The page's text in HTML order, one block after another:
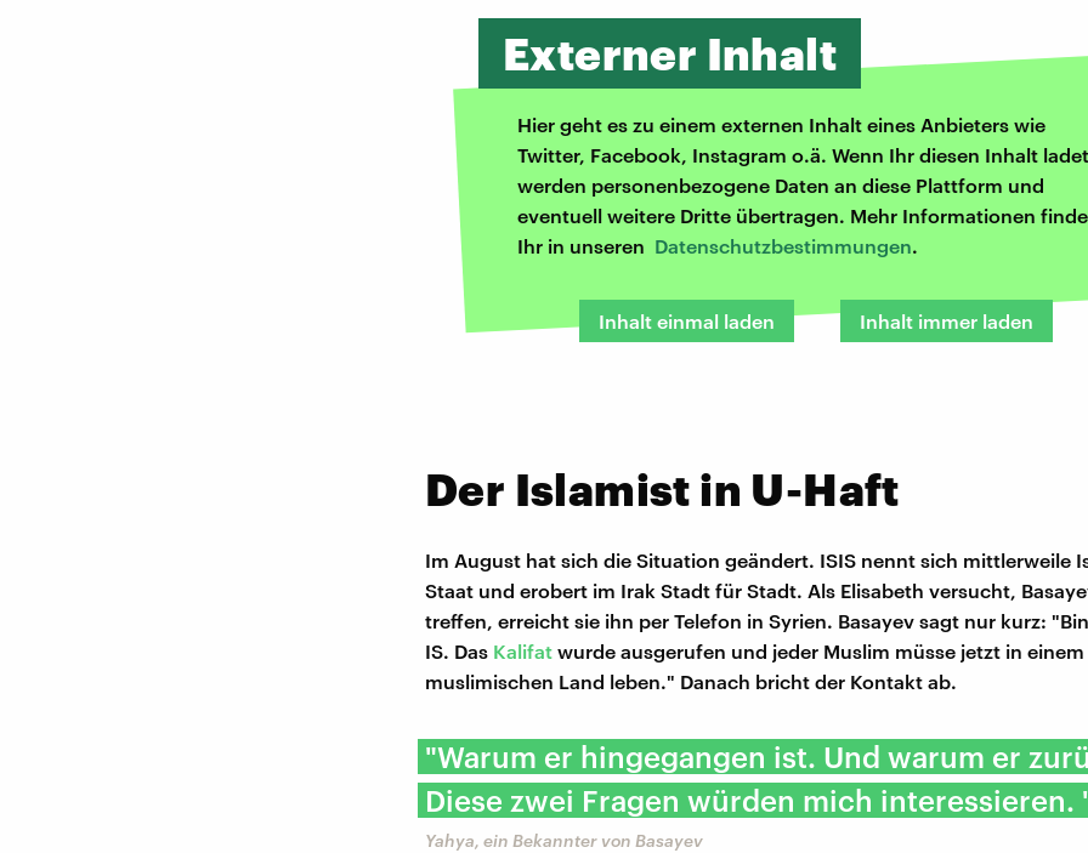
Externer Inhalt
Hier geht es zu einem externen Inhalt eines Anbieters wie
Twitter, Facebook, Instagram o.ä. Wenn Ihr diesen Inhalt
werden personenbezogene Daten an diese Plattform und
eventuell weitere Dritte übertragen. Mehr Informationen
Ihr in unseren Datenschutzbestimmungen.
Inhalt einmal laden Inhalt immer laden
Der Islamist in U-Haft
Im August hat sich die Situation geändert. ISIS nennt sich mittlerweile
Staat und erobert im Irak Stadt für Stadt. Als Elisabeth versucht,
treffen, erreicht sie ihn per Telefon in Syrien. Basayev sagt nur kurz:
IS. Das Kalifat wurde ausgerufen und jeder Muslim müsse jetzt in einem
muslimischen Land leben." Danach bricht der Kontakt ab.
"Warum er hingegangen ist. Und warum er
Diese zwei Fragen würden mich interessieren.
Yahya, ein Bekannter von Basayev